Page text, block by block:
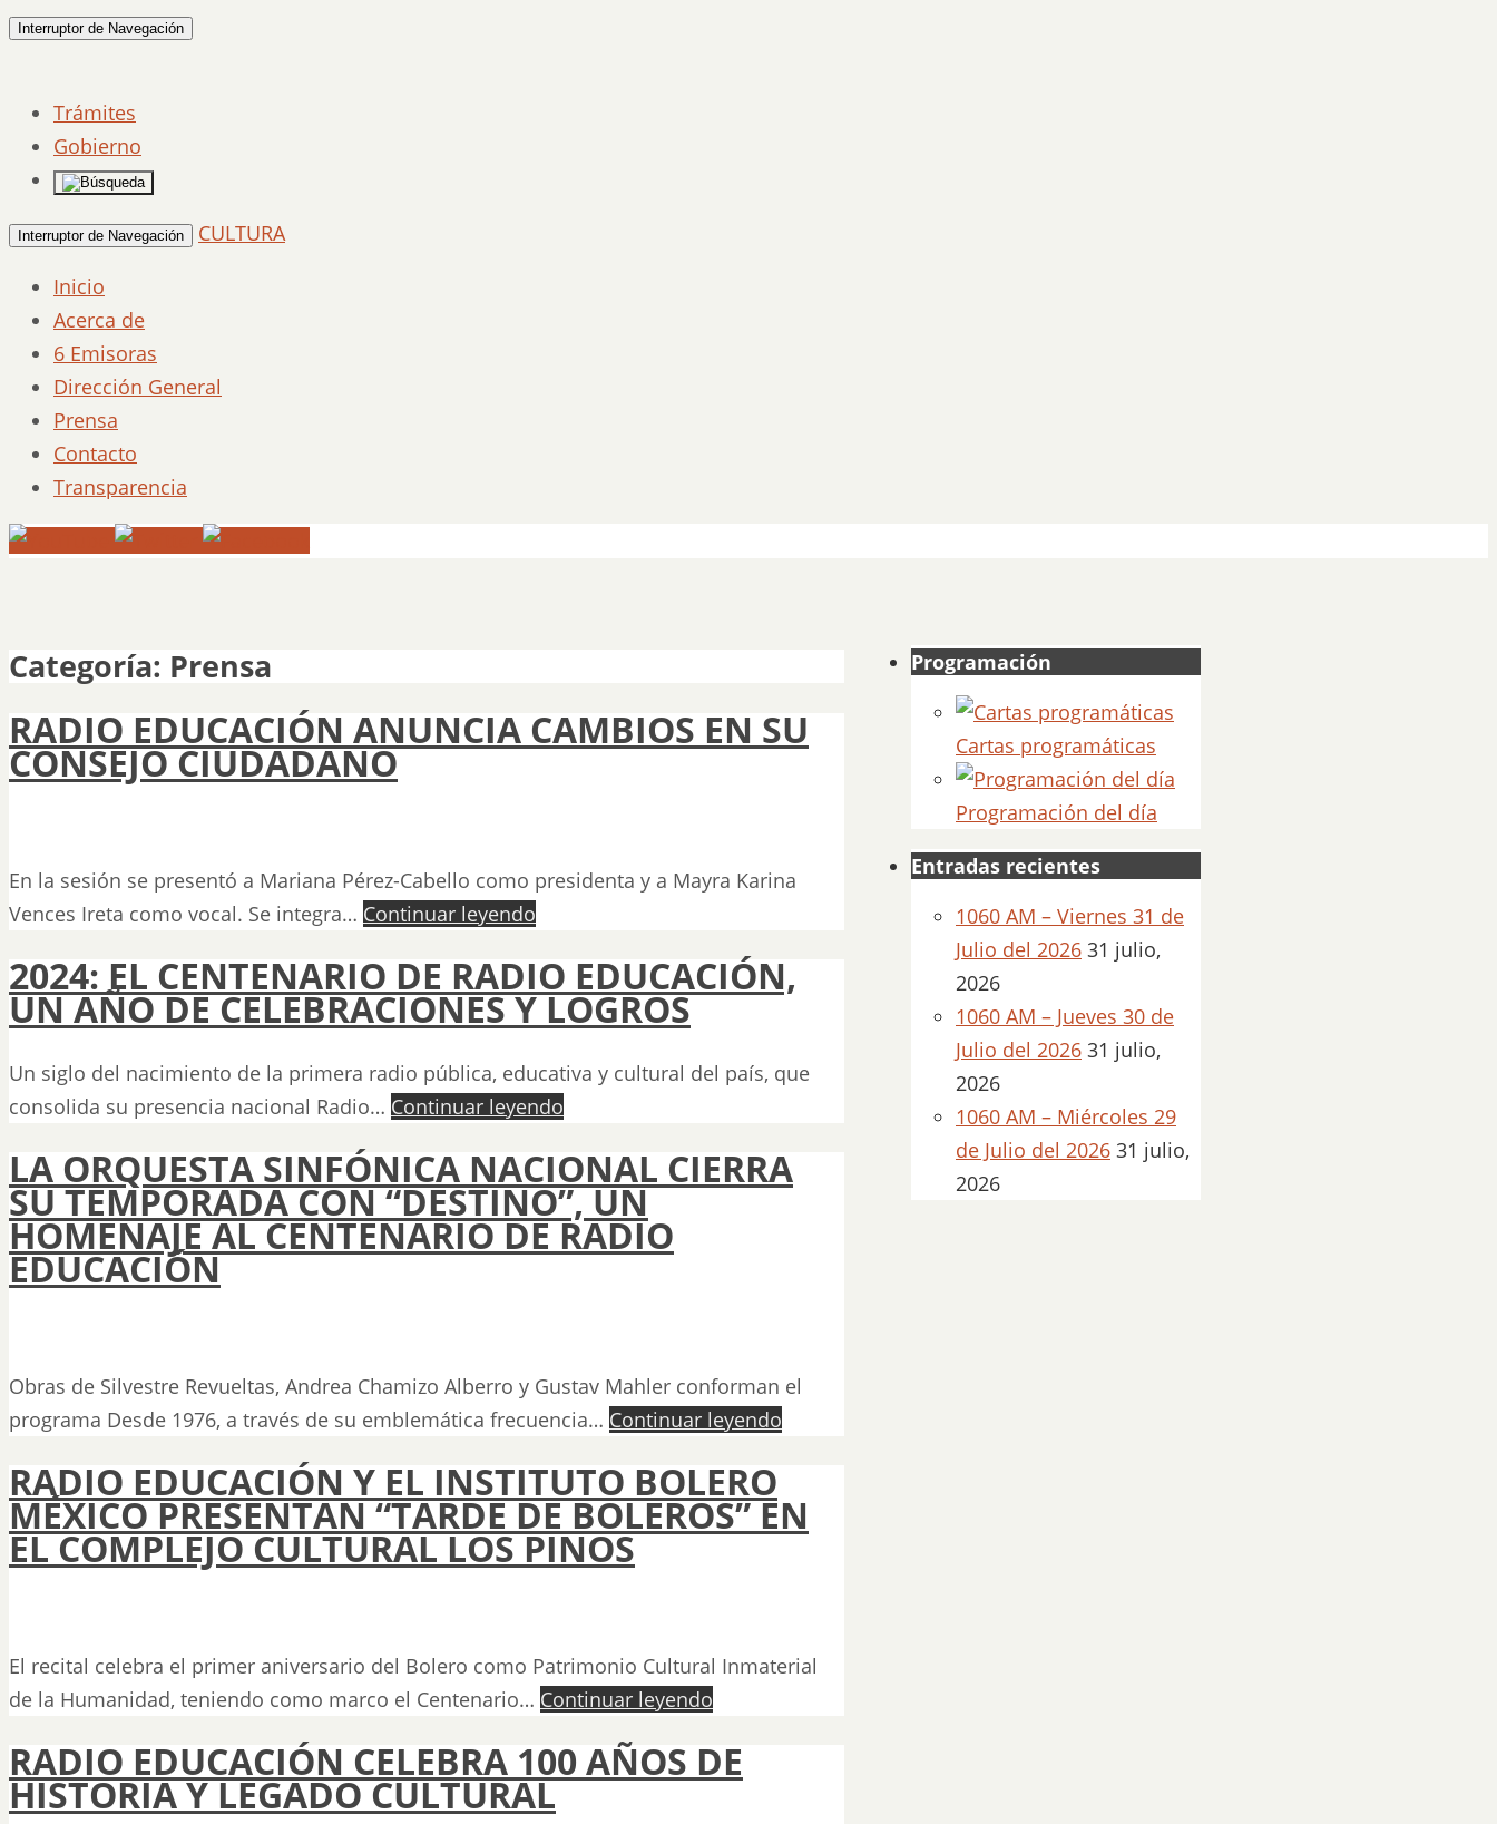
Interruptor de Navegación
Trámites
Gobierno
Interruptor de Navegación
CULTURA
Inicio
Acerca de
6 Emisoras
Dirección General
Prensa
Contacto
Transparencia
Categoría: Prensa
RADIO EDUCACIÓN ANUNCIA CAMBIOS EN SU
CONSEJO CIUDADANO
En la sesión se presentó a Mariana Pérez-Cabello como presidenta y a Mayra Karina
Vences Ireta como vocal. Se integra… Continuar leyendo
2024: EL CENTENARIO DE RADIO EDUCACIÓN,
UN AÑO DE CELEBRACIONES Y LOGROS
Un siglo del nacimiento de la primera radio pública, educativa y cultural del país, que
consolida su presencia nacional Radio… Continuar leyendo
LA ORQUESTA SINFÓNICA NACIONAL CIERRA
SU TEMPORADA CON “DESTINO”, UN
HOMENAJE AL CENTENARIO DE RADIO
EDUCACIÓN
Obras de Silvestre Revueltas, Andrea Chamizo Alberro y Gustav Mahler conforman el
programa Desde 1976, a través de su emblemática frecuencia… Continuar leyendo
RADIO EDUCACIÓN Y EL INSTITUTO BOLERO
MÉXICO PRESENTAN “TARDE DE BOLEROS” EN
EL COMPLEJO CULTURAL LOS PINOS
El recital celebra el primer aniversario del Bolero como Patrimonio Cultural Inmaterial
de la Humanidad, teniendo como marco el Centenario… Continuar leyendo
RADIO EDUCACIÓN CELEBRA 100 AÑOS DE
HISTORIA Y LEGADO CULTURAL
Programación
Cartas programáticas
Programación del día
Entradas recientes
1060 AM – Viernes 31 de
Julio del 2026 31 julio,
2026
1060 AM – Jueves 30 de
Julio del 2026 31 julio,
2026
1060 AM – Miércoles 29
de Julio del 2026 31 julio,
2026